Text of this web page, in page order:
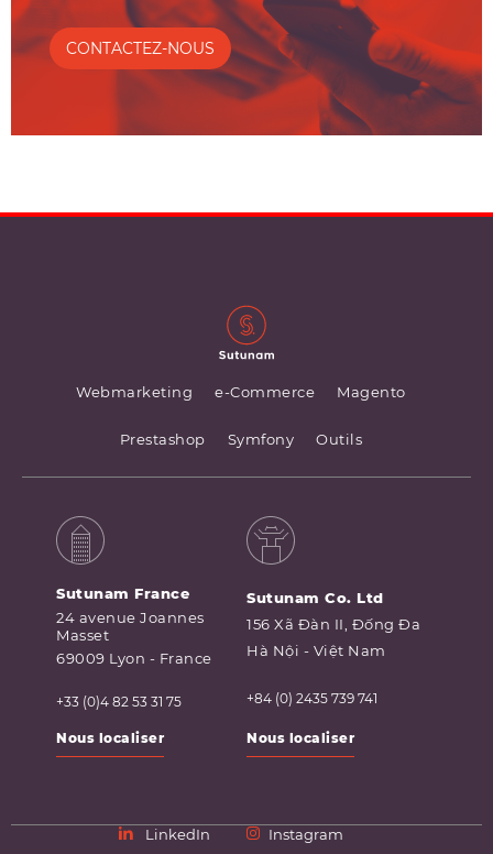
CONTACTEZ-NOUS
Webmarketing e-Commerce Magento
Prestashop Symfony Outils
Sutunam France
24 avenue Joannes
Masset
69009 Lyon - France
+33 (0)4 82 53 31 75
Nous localiser
Sutunam Co. Ltd
156 Xã Đàn II, Đống Đa
Hà Nội - Việt Nam
+84 (0) 2435 739 741
Nous localiser
LinkedIn Instagram